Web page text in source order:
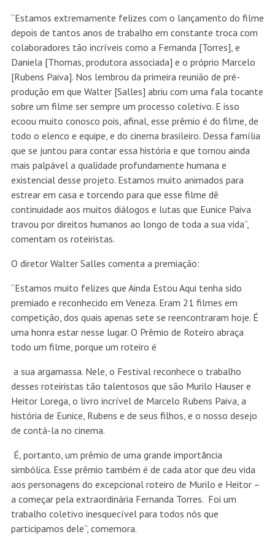
“Estamos extremamente felizes com o lançamento do filme
depois de tantos anos de trabalho em constante troca com
colaboradores tão incríveis como a Fernanda [Torres], e
Daniela [Thomas, produtora associada] e o próprio Marcelo
[Rubens Paiva]. Nos lembrou da primeira reunião de pré-
produção em que Walter [Salles] abriu com uma fala tocante
sobre um filme ser sempre um processo coletivo. E isso
ecoou muito conosco pois, afinal, esse prêmio é do filme, de
todo o elenco e equipe, e do cinema brasileiro. Dessa família
que se juntou para contar essa história e que tornou ainda
mais palpável a qualidade profundamente humana e
existencial desse projeto. Estamos muito animados para
estrear em casa e torcendo para que esse filme dê
continuidade aos muitos diálogos e lutas que Eunice Paiva
travou por direitos humanos ao longo de toda a sua vida”,
comentam os roteiristas.
O diretor Walter Salles comenta a premiação:
“Estamos muito felizes que Ainda Estou Aqui tenha sido
premiado e reconhecido em Veneza. Eram 21 filmes em
competição, dos quais apenas sete se reencontraram hoje. É
uma honra estar nesse lugar. O Prêmio de Roteiro abraça
todo um filme, porque um roteiro é
a sua argamassa. Nele, o Festival reconhece o trabalho
desses roteiristas tão talentosos que são Murilo Hauser e
Heitor Lorega, o livro incrível de Marcelo Rubens Paiva, a
história de Eunice, Rubens e de seus filhos, e o nosso desejo
de contá-la no cinema.
É, portanto, um prêmio de uma grande importância
simbólica. Esse prêmio também é de cada ator que deu vida
aos personagens do excepcional roteiro de Murilo e Heitor –
a começar pela extraordinária Fernanda Torres. Foi um
trabalho coletivo inesquecível para todos nós que
participamos dele”, comemora.